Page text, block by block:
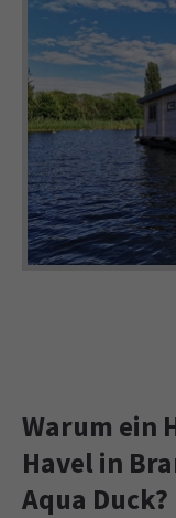
Warum ein
Havel in
Aqua Duck?